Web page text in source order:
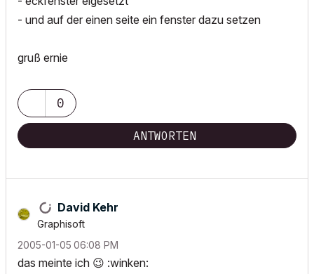
- und auf der einen seite ein fenster dazu setzen
gruß ernie
0
ANTWORTEN
David Kehr
Graphisoft
‎2005-01-05 06:08 PM
das meinte ich 😉 :winken: